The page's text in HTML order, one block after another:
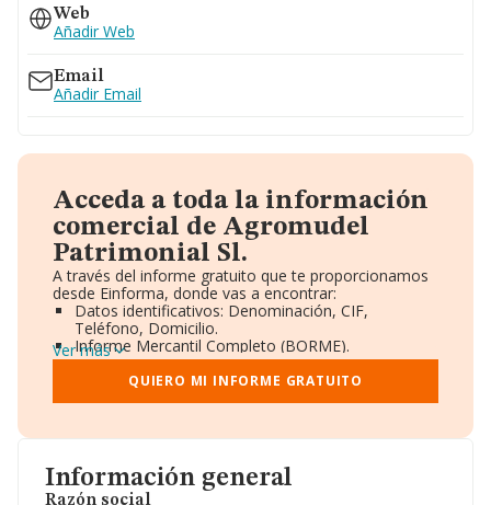
Información general
Razón social
Web
Añadir Web
Email
Añadir Email
Acceda a toda la información
comercial de Agromudel
Patrimonial Sl.
A través del informe gratuito que te proporcionamos
desde Einforma, donde vas a encontrar:
Datos identificativos: Denominación, CIF,
Teléfono, Domicilio.
Informe Mercantil Completo (BORME).
Gráficos de Evolución Ventas y Empleados.
Consejo de Administración y Administradores.
Directivos y Ejecutivos.
Información oficial y registral complementaria.
Ver más
QUIERO MI INFORME GRATUITO